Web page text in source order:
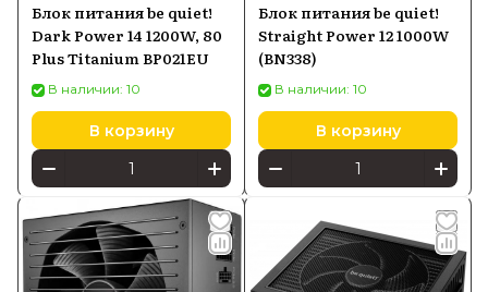
Блок питания be quiet!
Dark Power 14 1200W, 80
Plus Titanium BP021EU
В наличии: 10
В корзину
Блок питания be quiet!
Straight Power 12 1000W
(BN338)
В наличии: 10
В корзину